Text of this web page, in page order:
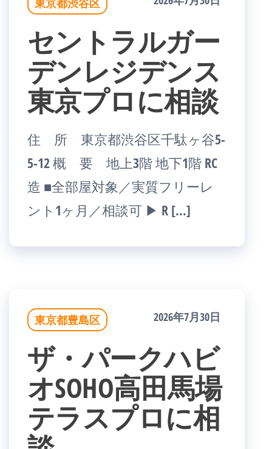
東京都渋谷区
セントラルガー
デンレジデンス
東京プロに相談
住 所 東京都渋谷区千駄ヶ谷5-
5-12 概 要 地上3階 地下1階 RC
造 ■全部屋対象／実質フリーレ
ント1ヶ月／相談可 ▶ R […]
東京都豊島区 2026年7月30日
ザ・パークハビ
オSOHO高田馬場
テラスプロに相